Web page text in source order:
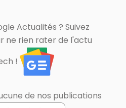
Actualités ? Suivez
ne rien rater de l'actu
!
de nos publications